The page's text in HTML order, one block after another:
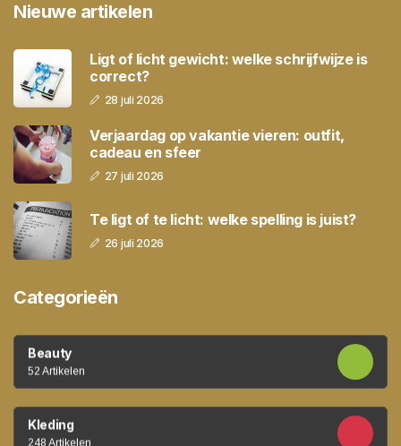
Nieuwe artikelen
Ligt of licht gewicht: welke schrijfwijze is
correct?
28 juli 2026
Verjaardag op vakantie vieren: outfit,
cadeau en sfeer
27 juli 2026
Te ligt of te licht: welke spelling is juist?
26 juli 2026
Categorieën
Beauty
52 Artikelen
Kleding
248 Artikelen